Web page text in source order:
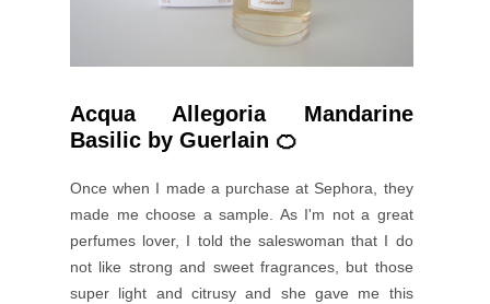
Acqua Allegoria Mandarine
Basilic by Guerlain 🍊
Once when I made a purchase at Sephora, they
made me choose a sample. As I'm not a great
perfumes lover, I told the saleswoman that I do
not like strong and sweet fragrances, but those
super light and citrusy and she gave me this